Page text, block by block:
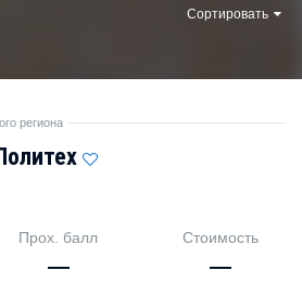
Сортировать
региона
Прох. балл
—
Стоимость
—